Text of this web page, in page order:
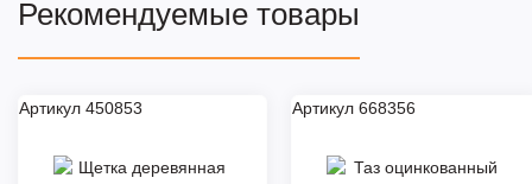
Рекомендуемые товары
Артикул 450853 Артикул 668356